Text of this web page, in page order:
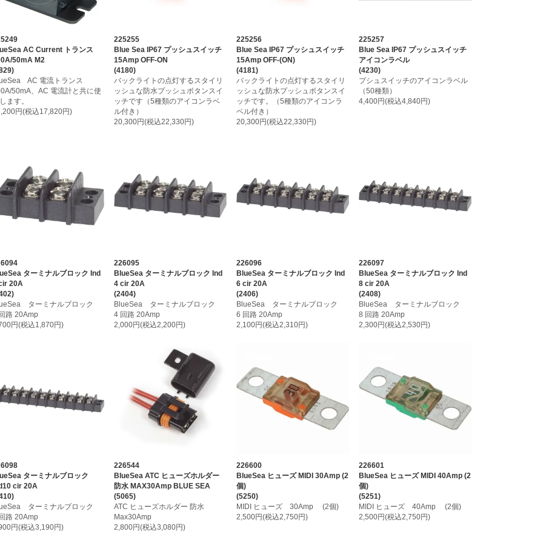
AC Current トランス
50mA M2
AC 電流トランス
50mA、AC 電流計と共に使
ます。
円(税込17,820円)
225255
Blue Sea IP67 プッシュスイッチ
15Amp OFF-ON
(4180)
バックライトの点灯するスタイリ
ッシュな防水プッシュボタンスイ
ッチです（5種類のアイコンラベ
ル付き）
20,300円(税込22,330円)
225256
Blue Sea IP67 プッシュスイッチ
15Amp OFF-(ON)
(4181)
バックライトの点灯するスタイリ
ッシュな防水プッシュボタンスイ
ッチです。（5種類のアイコンラ
ベル付き）
20,300円(税込22,330円)
225257
Blue Sea IP67 プッシュスイッチ
アイコンラベル
(4230)
プシュスイッチのアイコンラベル
（50種類）
4,400円(税込4,840円)
ターミナルブロック Ind
20A
ターミナルブロック
路 20Amp
円(税込1,870円)
226095
BlueSea ターミナルブロック Ind
4 cir 20A
(2404)
BlueSea ターミナルブロック
4 回路 20Amp
2,000円(税込2,200円)
226096
BlueSea ターミナルブロック Ind
6 cir 20A
(2406)
BlueSea ターミナルブロック
6 回路 20Amp
2,100円(税込2,310円)
226097
BlueSea ターミナルブロック Ind
8 cir 20A
(2408)
BlueSea ターミナルブロック
8 回路 20Amp
2,300円(税込2,530円)
ターミナルブロック
cir 20A
ターミナルブロック
路 20Amp
円(税込3,190円)
226544
BlueSea ATC ヒューズホルダー
防水 MAX30Amp BLUE SEA
(5065)
ATC ヒューズホルダー 防水
Max30Amp
2,800円(税込3,080円)
226600
BlueSea ヒューズ MIDI 30Amp (2
個)
(5250)
MIDI ヒューズ 30Amp (2個)
2,500円(税込2,750円)
226601
BlueSea ヒューズ MIDI 40Amp (2
個)
(5251)
MIDI ヒューズ 40Amp (2個)
2,500円(税込2,750円)